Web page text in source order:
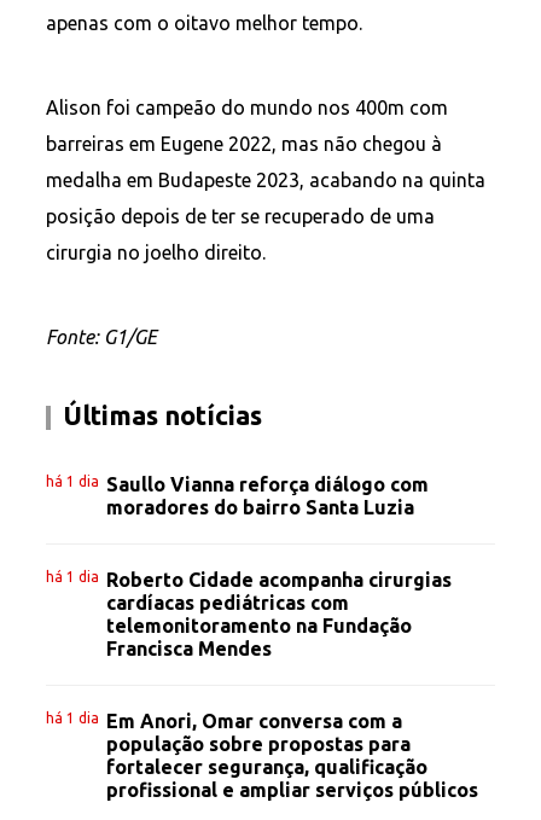
apenas com o oitavo melhor tempo.
Alison foi campeão do mundo nos 400m com
barreiras em Eugene 2022, mas não chegou à
medalha em Budapeste 2023, acabando na quinta
posição depois de ter se recuperado de uma
cirurgia no joelho direito.
Fonte: G1/GE
Últimas notícias
há 1 dia
Saullo Vianna reforça diálogo com
moradores do bairro Santa Luzia
há 1 dia
Roberto Cidade acompanha cirurgias
cardíacas pediátricas com
telemonitoramento na Fundação
Francisca Mendes
há 1 dia
Em Anori, Omar conversa com a
população sobre propostas para
fortalecer segurança, qualificação
profissional e ampliar serviços públicos